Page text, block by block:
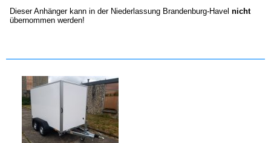
Dieser Anhänger kann in der Niederlassung Brandenburg-Havel nicht
übernommen werden!